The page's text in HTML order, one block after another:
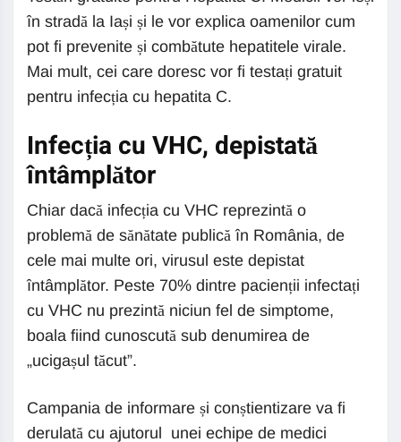
în stradă la Iași și le vor explica oamenilor cum
pot fi prevenite și combătute hepatitele virale.
Mai mult, cei care doresc vor fi testați gratuit
pentru infecția cu hepatita C.
Infecția cu VHC, depistată
întâmplător
Chiar dacă infecția cu VHC reprezintă o
problemă de sănătate publică în România, de
cele mai multe ori, virusul este depistat
întâmplător. Peste 70% dintre pacienții infectați
cu VHC nu prezintă niciun fel de simptome,
boala fiind cunoscută sub denumirea de
„ucigașul tăcut”.
Campania de informare și conștientizare va fi
derulată cu ajutorul unei echipe de medici